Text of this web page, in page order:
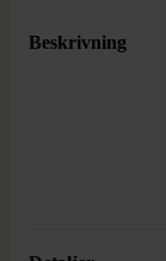
Beskrivning